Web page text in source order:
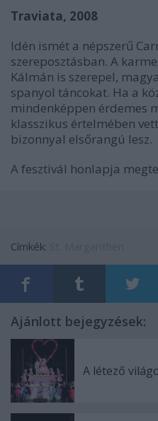
Traviata, 2008
Idén ismét a népszerű
szereposztásban. A
Kálmán is szerepel,
spanyol táncokat. Ha a
mindenképpen érdemes
klasszikus értelmében
bizonnyal elsőrangú lesz.
A fesztivál honlapja
Címkék:
Ajánlott bejegyzések:
A létező